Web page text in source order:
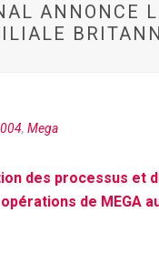
ANNONCE
, Mega
des processus et
de MEGA